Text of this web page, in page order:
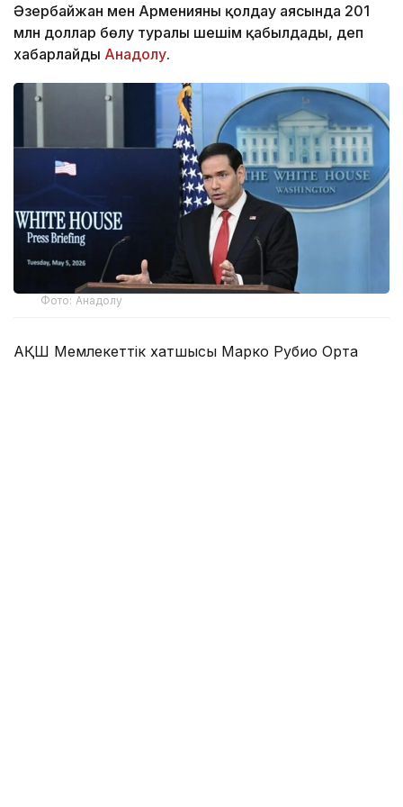
Әзербайжан мен Арменияны қолдау аясында 201
млн доллар бөлу туралы шешім қабылдады, деп
хабарлайды Анадолу.
Фото: Анадолу
АҚШ Мемлекеттік хатшысы Марко Рубио Орта